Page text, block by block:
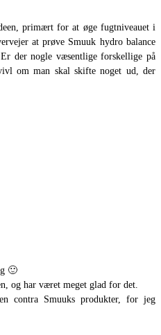
primært for at øge fugtniveauet i
at prøve Smuuk hydro balance
der nogle væsentlige forskellige på
om man skal skifte noget ud, der
🙂
og har været meget glad for det.
contra Smuuks produkter, for jeg